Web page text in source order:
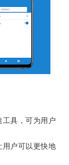
具，可为用户
户可以更快地